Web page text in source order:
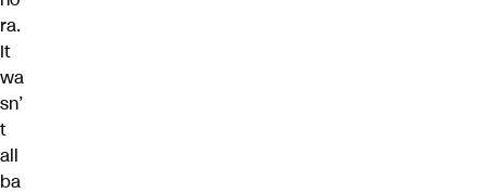
ra.
It
wa
sn’
t
all
ba